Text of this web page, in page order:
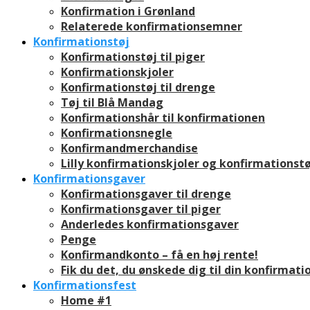
Konfirmation i Grønland
Relaterede konfirmationsemner
Konfirmationstøj
Konfirmationstøj til piger
Konfirmationskjoler
Konfirmationstøj til drenge
Tøj til Blå Mandag
Konfirmationshår til konfirmationen
Konfirmationsnegle
Konfirmandmerchandise
Lilly konfirmationskjoler og
Konfirmationsgaver
Konfirmationsgaver til drenge
Konfirmationsgaver til piger
Anderledes konfirmationsgaver
Penge
Konfirmandkonto – få en høj rente!
Fik du det, du ønskede dig til din
Konfirmationsfest
Home #1